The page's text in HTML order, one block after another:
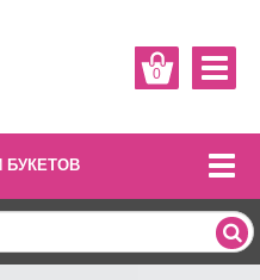
0
БУКЕТОВ